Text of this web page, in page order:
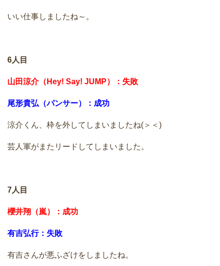
いい仕事しましたね～。
6人目
山田涼介（Hey! Say! JUMP）：失敗
尾形貴弘（パンサー）：成功
涼介くん、枠を外してしまいましたね(＞＜)
芸人軍がまたリードしてしまいました。
7人目
櫻井翔（嵐）：成功
有吉弘行：失敗
有吉さんが悪ふざけをしましたね。